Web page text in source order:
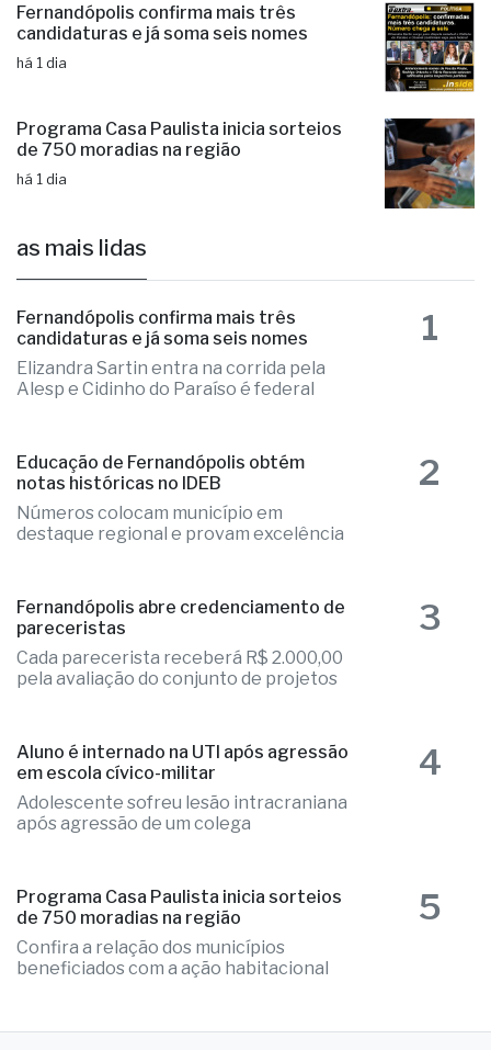
Fernandópolis confirma mais três
candidaturas e já soma seis nomes
há 1 dia
Programa Casa Paulista inicia sorteios
de 750 moradias na região
há 1 dia
as mais lidas
Fernandópolis confirma mais três
candidaturas e já soma seis nomes
Elizandra Sartin entra na corrida pela
Alesp e Cidinho do Paraíso é federal
1
Educação de Fernandópolis obtém
notas históricas no IDEB
Números colocam município em
destaque regional e provam excelência
2
Fernandópolis abre credenciamento de
pareceristas
Cada parecerista receberá R$ 2.000,00
pela avaliação do conjunto de projetos
3
Aluno é internado na UTI após agressão
em escola cívico-militar
Adolescente sofreu lesão intracraniana
após agressão de um colega
4
Programa Casa Paulista inicia sorteios
de 750 moradias na região
Confira a relação dos municípios
beneficiados com a ação habitacional
5